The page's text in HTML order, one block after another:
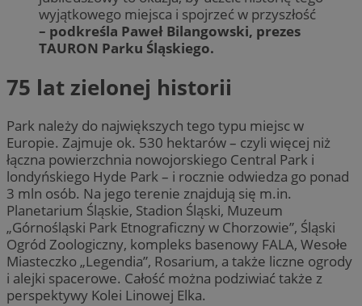
wyjątkowego miejsca i spojrzeć w przyszłość
– podkreśla Paweł Bilangowski, prezes
TAURON Parku Śląskiego.
75 lat zielonej historii
Park należy do największych tego typu miejsc w
Europie. Zajmuje ok. 530 hektarów – czyli więcej niż
łączna powierzchnia nowojorskiego Central Park i
londyńskiego Hyde Park – i rocznie odwiedza go ponad
3 mln osób. Na jego terenie znajdują się m.in.
Planetarium Śląskie, Stadion Śląski, Muzeum
„Górnośląski Park Etnograficzny w Chorzowie”, Śląski
Ogród Zoologiczny, kompleks basenowy FALA, Wesołe
Miasteczko „Legendia”, Rosarium, a także liczne ogrody
i alejki spacerowe. Całość można podziwiać także z
perspektywy Kolei Linowej Elka.